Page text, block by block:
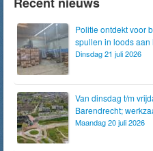
Politie ontdekt voor
spullen in loods aan
Dinsdag 21 juli 2026
Van dinsdag t/m
Barendrecht;
Maandag 20 juli 2026